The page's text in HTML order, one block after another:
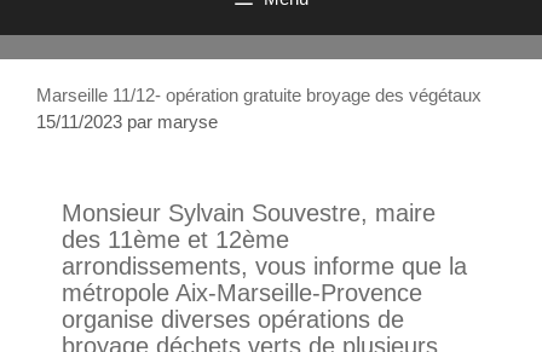
Marseille 11/12- opération gratuite broyage des végétaux
15/11/2023 par maryse
Monsieur Sylvain Souvestre, maire
des 11ème et 12ème
arrondissements, vous informe que la
métropole Aix-Marseille-Provence
organise diverses opérations de
broyage déchets verts de plusieurs